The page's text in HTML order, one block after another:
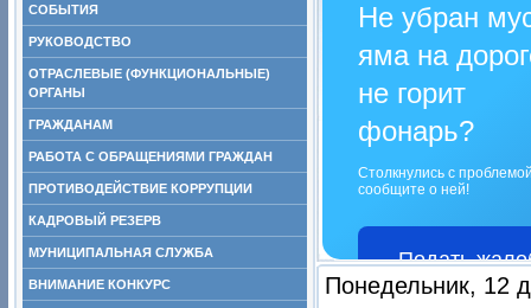
СОБЫТИЯ
РУКОВОДСТВО
ОТРАСЛЕВЫЕ (ФУНКЦИОНАЛЬНЫЕ)
ОРГАНЫ
ГРАЖДАНАМ
РАБОТА С ОБРАЩЕНИЯМИ ГРАЖДАН
ПРОТИВОДЕЙСТВИЕ КОРРУПЦИИ
КАДРОВЫЙ РЕЗЕРВ
МУНИЦИПАЛЬНАЯ СЛУЖБА
ВНИМАНИЕ КОНКУРС
Не убран
яма на
не горит
фонарь?
Столкнулись с
сообщите о ней!
Подать
Понедельник, 12